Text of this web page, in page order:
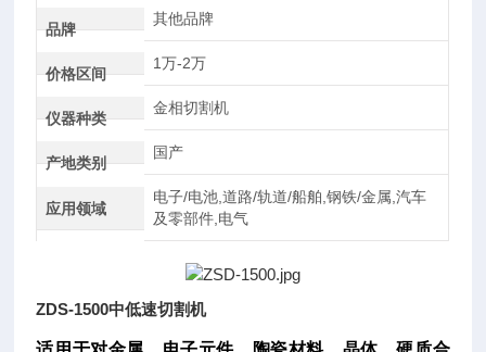
品牌
其他品牌
价格区间
1万-2万
仪器种类
金相切割机
产地类别
国产
应用领域
电子/电池,道路/轨道/船舶,钢铁/金属,汽车
及零部件,电气
ZDS-1500中低速切割机